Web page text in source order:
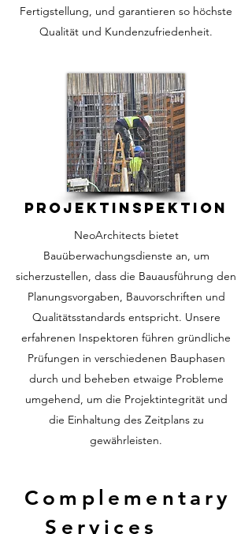
Fertigstellung, und garantieren so höchste
Qualität und Kundenzufriedenheit.
Projektinspektion
NeoArchitects bietet
Bauüberwachungsdienste an, um
sicherzustellen, dass die Bauausführung den
Planungsvorgaben, Bauvorschriften und
Qualitätsstandards entspricht. Unsere
erfahrenen Inspektoren führen gründliche
Prüfungen in verschiedenen Bauphasen
durch und beheben etwaige Probleme
umgehend, um die Projektintegrität und
die Einhaltung des Zeitplans zu
gewährleisten.
Complementary
Services